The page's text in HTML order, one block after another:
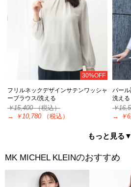
30%OFF
フリルネックデザインサテンワッシャ
ーブラウス/洗える
￥15,400（税込）
→
￥10,780 （税込）
パー
洗える
￥
→
￥
もっと見る▼
MK MICHEL KLEINのおすすめ